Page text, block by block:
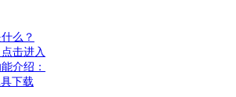
么？
击进入
介绍：
下载